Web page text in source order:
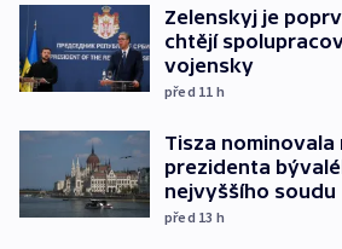
Zelenskyj je
chtějí
vojensky
před 11 h
Tisza nominovala
prezidenta
nejvyššího soudu
před 13 h